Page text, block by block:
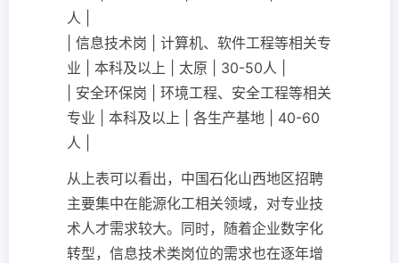
人 |
| 信息技术岗 | 计算机、软件工程等相关专
业 | 本科及以上 | 太原 | 30-50人 |
| 安全环保岗 | 环境工程、安全工程等相关
专业 | 本科及以上 | 各生产基地 | 40-60
人 |
从上表可以看出，中国石化山西地区招聘
主要集中在能源化工相关领域，对专业技
术人才需求较大。同时，随着企业数字化
转型，信息技术类岗位的需求也在逐年增